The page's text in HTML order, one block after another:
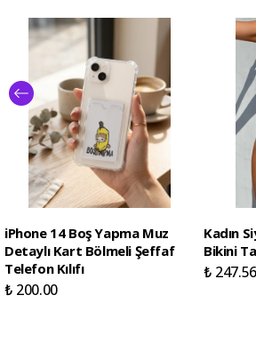
iPhone 14 Boş Yapma Muz
Detaylı Kart Bölmeli Şeffaf
Telefon Kılıfı
₺ 200.00
Kadın
Bikini
₺ 247.56